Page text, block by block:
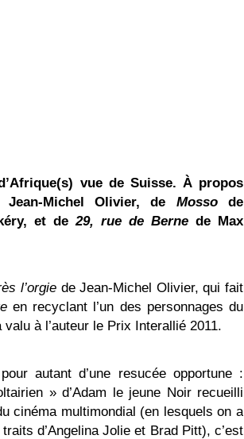
vue de Suisse. À propos
Jean-Michel Olivier, de Mossode
et de29, rue de Berne de Max
l’orgiede Jean-Michel Olivier, qui fait
en recyclant l’un des personnages du
à l’auteur le Prix Interallié 2011.
autant d’une resucée opportune :
» d’Adam le jeune Noir recueilli
cinéma multimondial (en lesquels on a
d’Angelina Jolie et Brad Pitt), c’est